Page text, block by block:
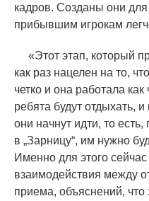
кадров. Созданы они для
прибывшим игрокам
«Этот этап, который
как раз нацелен на то,
четко и она работала
ребята будут отдыхать,
они начнут идти, то есть,
в „Зарницу“, им нужно
Именно для этого
взаимодействия между
приема, объяснений, что